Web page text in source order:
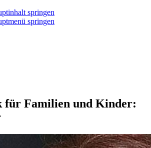
springen
springen
für Familien und Kinder: